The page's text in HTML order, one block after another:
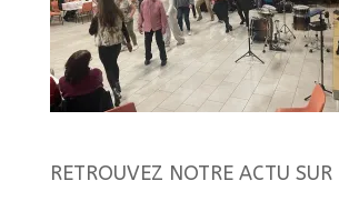
RETROUVEZ NOTRE ACTU